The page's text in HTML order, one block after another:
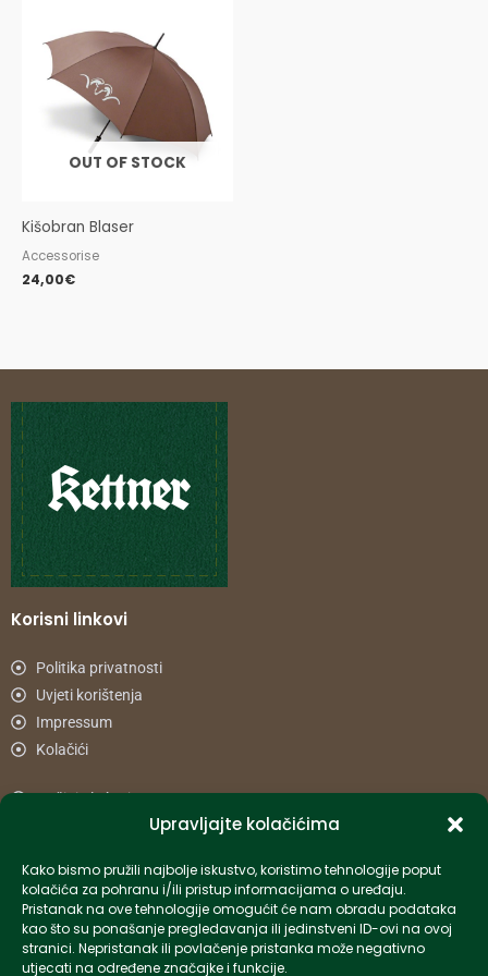
Upravljajte kolačićima
Kako bismo pružili najbolje iskustvo, koristimo tehnologije poput
kolačića za pohranu i/ili pristup informacijama o uređaju.
Pristanak na ove tehnologije omogućit će nam obradu podataka
kao što su ponašanje pregledavanja ili jedinstveni ID-ovi na ovoj
stranici. Nepristanak ili povlačenje pristanka može negativno
utjecati na određene značajke i funkcije.
OUT OF STOCK
Kišobran Blaser
Accessorise
24,00€
Korisni linkovi
Politika privatnosti
Uvjeti korištenja
Impressum
Kolačići
Načini plaćanja
Informacije
info-hr@kettner.com